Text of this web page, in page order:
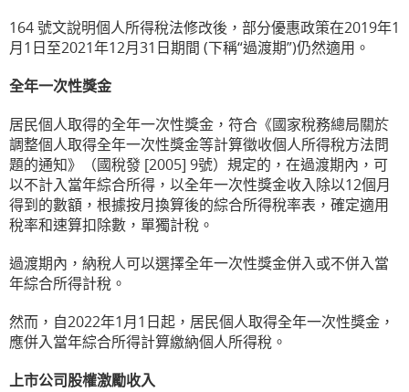
164 號文說明個人所得稅法修改後，部分優惠政策在2019年1
月1日至2021年12月31日期間 (下稱“過渡期”)仍然適用。
全年一次性獎金
居民個人取得的全年一次性獎金，符合《國家稅務總局關於
調整個人取得全年一次性獎金等計算徵收個人所得稅方法問
題的通知》（國稅發 [2005] 9號）規定的，在過渡期內，可
以不計入當年綜合所得，以全年一次性獎金收入除以12個月
得到的數額，根據按月換算後的綜合所得稅率表，確定適用
稅率和速算扣除數，單獨計稅。
過渡期內，納稅人可以選擇全年一次性獎金併入或不併入當
年綜合所得計稅。
然而，自2022年1月1日起，居民個人取得全年一次性獎金，
應併入當年綜合所得計算繳納個人所得稅。
上市公司股權激勵收入